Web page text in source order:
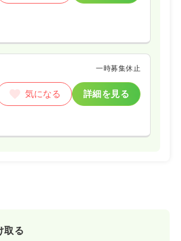
一時募集休止
気になる 詳細を見る
取る